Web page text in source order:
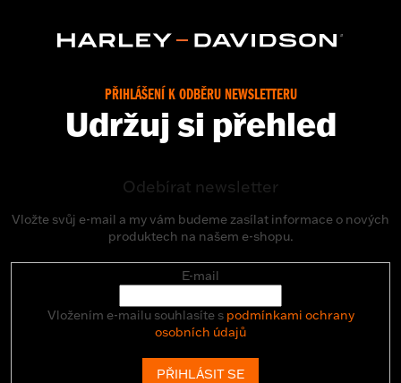
PŘIHLÁŠENÍ K ODBĚRU NEWSLETTERU
Udržuj si přehled
Odebírat newsletter
Vložte svůj e-mail a my vám budeme zasílat informace o nových
produktech na našem e-shopu.
E-mail
Vložením e-mailu souhlasíte s podmínkami ochrany
osobních údajů
PŘIHLÁSIT SE